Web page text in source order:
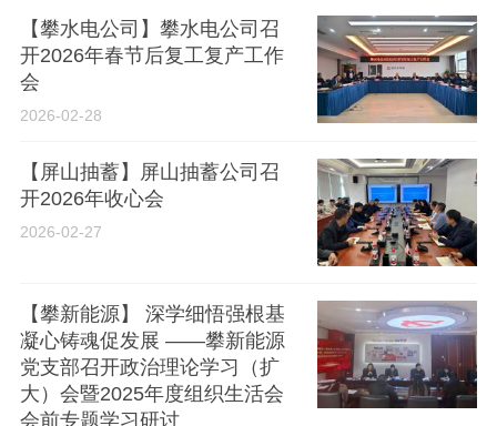
【攀水电公司】攀水电公司召
开2026年春节后复工复产工作
会
2026-02-28
【屏山抽蓄】屏山抽蓄公司召
开2026年收心会
2026-02-27
【攀新能源】 深学细悟强根基
凝心铸魂促发展 ——攀新能源
党支部召开政治理论学习（扩
大）会暨2025年度组织生活会
会前专题学习研讨